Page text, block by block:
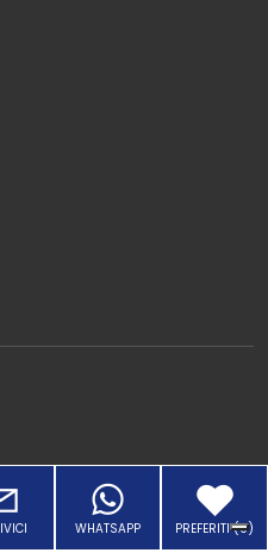
WHATSAPP PREFERITI (0)